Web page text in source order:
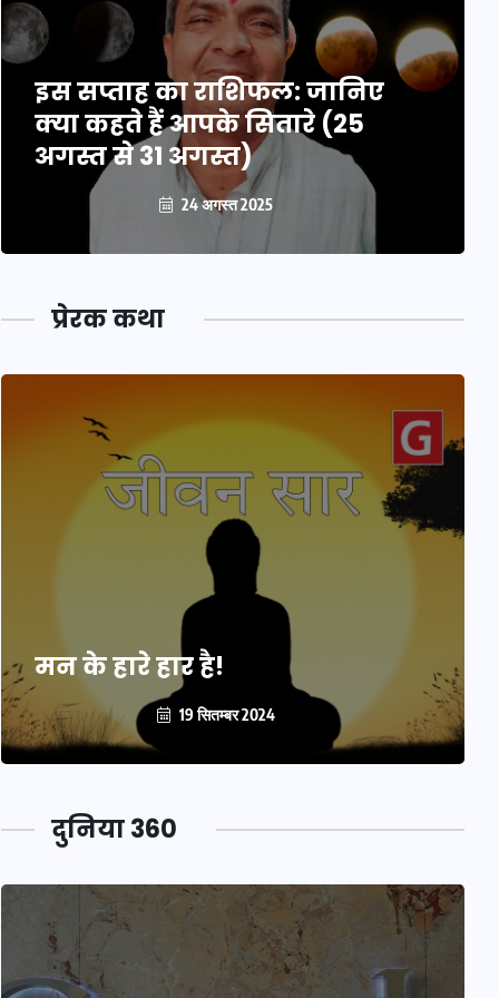
इस सप्ताह का राशिफल: जानिए
क्या कहते हैं आपके सितारे (25
अगस्त से 31 अगस्त)
24 अगस्त 2025
प्रेरक कथा
मन के हारे हार है!
19 सितम्बर 2024
दुनिया 360